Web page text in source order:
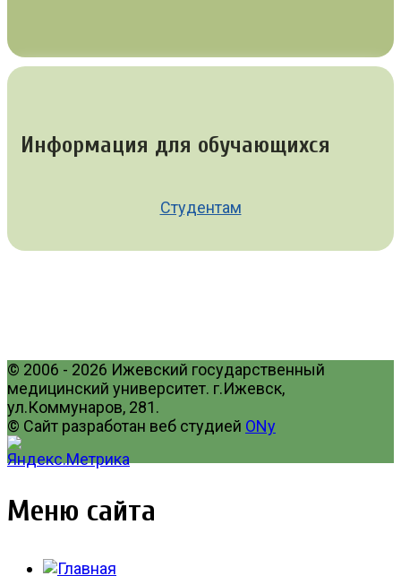
Информация для обучающихся
Студентам
© 2006 - 2026 Ижевский государственный
медицинский университет. г.Ижевск,
ул.Коммунаров, 281.
© Сайт разработан веб студией ONy
Меню сайта